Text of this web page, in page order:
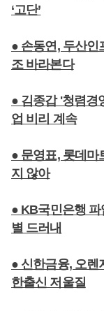
‘고단’
● 손동연, 두산인
조 바라본다
● 김종갑 '청렴경
업 비리 계속
● 문영표, 롯데마
지 않아
● KB국민은행
별 드러내
● 신한금융, 오렌
한출신 저울질